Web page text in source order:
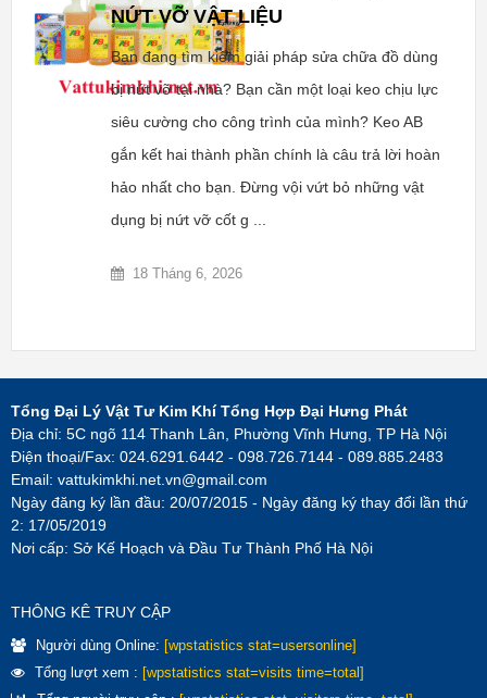
NỨT VỠ VẬT LIỆU
Bạn đang tìm kiếm giải pháp sửa chữa đồ dùng
bị nứt vỡ tại nhà? Bạn cần một loại keo chịu lực
siêu cường cho công trình của mình? Keo AB
gắn kết hai thành phần chính là câu trả lời hoàn
hảo nhất cho bạn. Đừng vội vứt bỏ những vật
dụng bị nứt vỡ cốt g ...
18 Tháng 6, 2026
Tổng Đại Lý Vật Tư Kim Khí Tổng Hợp Đại Hưng Phát
Địa chỉ: 5C ngõ 114 Thanh Lân, Phường Vĩnh Hưng, TP Hà Nội
Điện thoại/Fax: 024.6291.6442 - 098.726.7144 - 089.885.2483
Email: vattukimkhi.net.vn@gmail.com
Ngày đăng ký lần đầu: 20/07/2015 - Ngày đăng ký thay đổi lần thứ
2: 17/05/2019
Nơi cấp: Sở Kế Hoạch và Đầu Tư Thành Phố Hà Nội
THÔNG KÊ TRUY CẬP
Người dùng Online: [wpstatistics stat=usersonline]
Tổng lượt xem : [wpstatistics stat=visits time=total]